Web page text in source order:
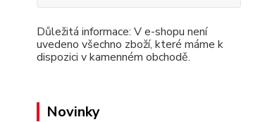
Důležitá informace: V e-shopu není
uvedeno všechno zboží, které máme k
dispozici v kamenném obchodě.
Novinky